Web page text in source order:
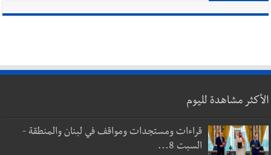
الأكثر مشاهدة لليوم
قراءات ومستجدات ومواقف في لبنان والمنطقة -
السبت 8...